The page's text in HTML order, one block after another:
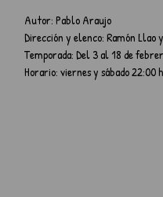
Autor: Pablo Araujo
Dirección y elenco: Ramón Llao
Temporada: Del 3 al 18 de
Horario: viernes y sábado 22:00